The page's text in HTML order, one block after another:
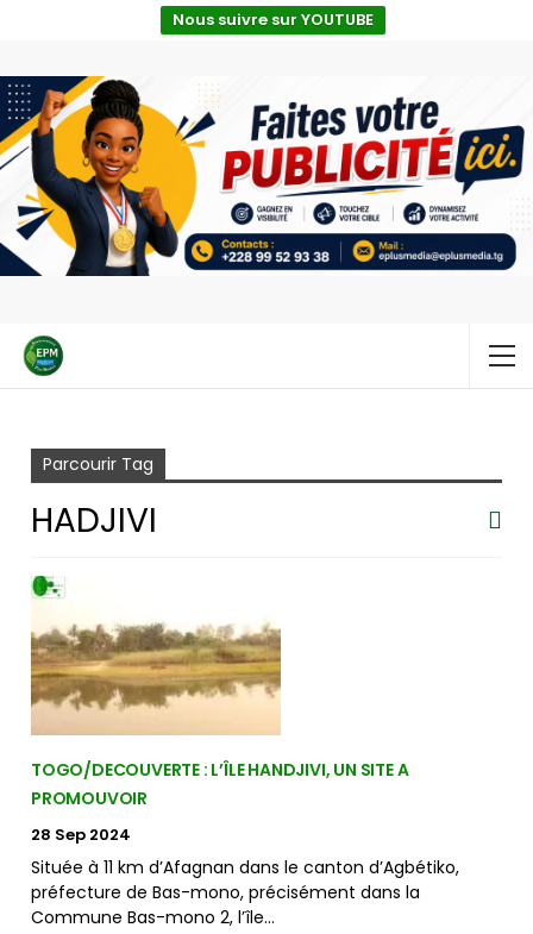
Nous suivre sur YOUTUBE
Parcourir Tag
HADJIVI
TOGO/DECOUVERTE : L’ÎLE HANDJIVI, UN SITE A
PROMOUVOIR
28 Sep 2024
Située à 11 km d’Afagnan dans le canton d’Agbétiko,
préfecture de Bas-mono, précisément dans la
Commune Bas-mono 2, l’île…